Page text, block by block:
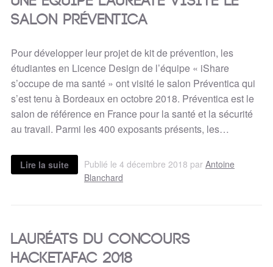
salon Préventica
Pour développer leur projet de kit de prévention, les
étudiantes en Licence Design de l’équipe « iShare
s’occupe de ma santé » ont visité le salon Préventica qui
s’est tenu à Bordeaux en octobre 2018. Préventica est le
salon de référence en France pour la santé et la sécurité
au travail. Parmi les 400 exposants présents, les…
Lire la suite Publié le 4 décembre 2018 par Antoine
Blanchard
Lauréats du concours
Hacketafac 2018